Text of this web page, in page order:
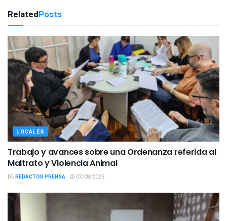
RelatedPosts
LOCALES
Trabajo y avances sobre una Ordenanza referida al
Maltrato y Violencia Animal
DEREDACTOR PRENSA 07/08/2026